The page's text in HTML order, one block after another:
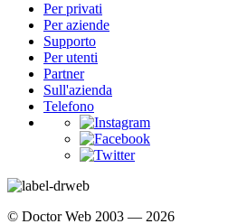
Per privati
Per aziende
Supporto
Per utenti
Partner
Sull'azienda
Telefono
© Doctor Web 2003 — 2026